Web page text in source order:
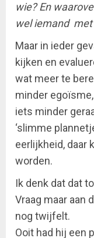
wie? En
wel iemand
Maar in ieder
kijken en
wat meer te
minder
iets minder
‘slimme
eerlijkheid, daar
worden.
Ik denk dat dat
Vraag maar aan
nog twijfelt.
Ooit had hij een